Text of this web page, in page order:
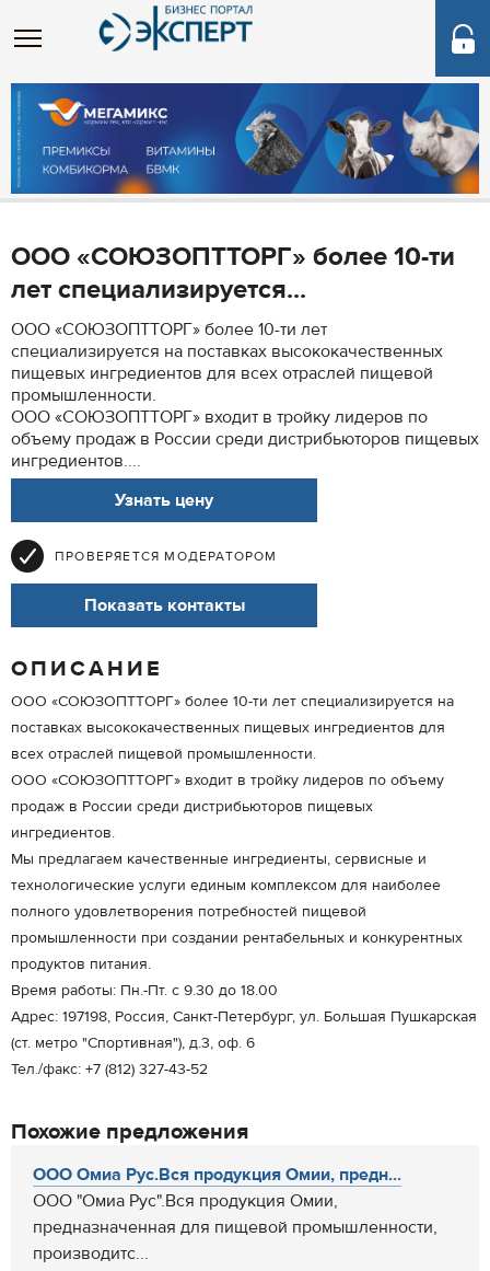
ООО «СОЮЗОПТТОРГ» более 10-ти
лет специализируется...
ООО «СОЮЗОПТТОРГ» более 10-ти лет
специализируется на поставках высококачественных
пищевых ингредиентов для всех отраслей пищевой
промышленности.
ООО «СОЮЗОПТТОРГ» входит в тройку лидеров по
объему продаж в России среди дистрибьюторов пищевых
ингредиентов....
Узнать цену
ПРОВЕРЯЕТСЯ МОДЕРАТОРОМ
Показать контакты
ОПИСАНИЕ
ООО «СОЮЗОПТТОРГ» более 10-ти лет специализируется на
поставках высококачественных пищевых ингредиентов для
всех отраслей пищевой промышленности.
ООО «СОЮЗОПТТОРГ» входит в тройку лидеров по объему
продаж в России среди дистрибьюторов пищевых
ингредиентов.
Мы предлагаем качественные ингредиенты, сервисные и
технологические услуги единым комплексом для наиболее
полного удовлетворения потребностей пищевой
промышленности при создании рентабельных и конкурентных
продуктов питания.
Время работы: Пн.-Пт. c 9.30 до 18.00
Адрес: 197198, Россия, Санкт-Петербург, ул. Большая Пушкарская
(ст. метро "Спортивная"), д.3, оф. 6
Тел./факс: +7 (812) 327-43-52
Похожие предложения
ООО Омиа Рус.Вся продукция Омии, предн...
ООО "Омиа Рус".Вся продукция Омии,
предназначенная для пищевой промышленности,
производитс...